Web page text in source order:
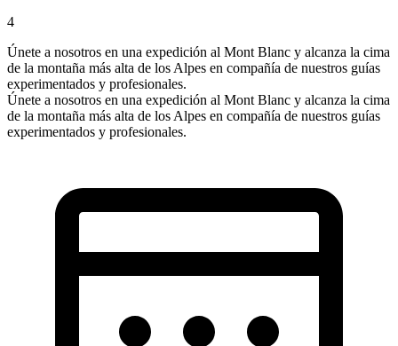
4
Únete a nosotros en una expedición al Mont Blanc y alcanza la cima
de la montaña más alta de los Alpes en compañía de nuestros guías
experimentados y profesionales.
Únete a nosotros en una expedición al Mont Blanc y alcanza la cima
de la montaña más alta de los Alpes en compañía de nuestros guías
experimentados y profesionales.